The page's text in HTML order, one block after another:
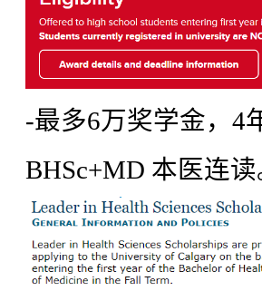
-最多6万奖学金，4
BHSc+MD 本医连